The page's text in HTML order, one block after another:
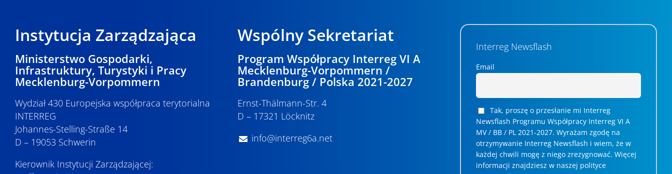
Instytucja Zarządzająca
Ministerstwo Gospodarki,
Infrastruktury, Turystyki i Pracy
Mecklenburg-Vorpommern
Wydział 430 Europejska współpraca terytorialna
INTERREG
Johannes-Stelling-Straße 14
D – 19053 Schwerin
Kierownik Instytucji Zarządzającej:
Wspólny Sekretariat
Program Współpracy Interreg VI A
Mecklenburg-Vorpommern /
Brandenburg / Polska 2021-2027
Ernst-Thälmann-Str. 4
D – 17321 Löcknitz
info@interreg6a.net
Interreg Newsflash
Email
Tak, proszę o przesłanie mi Interreg
Newsflash Programu Współpracy Interreg VI A
MV / BB / PL 2021-2027. Wyrażam zgodę na
otrzymywanie Interreg Newsflash i wiem, że w
każdej chwili mogę z niego zrezygnować. ­­Więcej
informacji znajdziesz w naszej polityce